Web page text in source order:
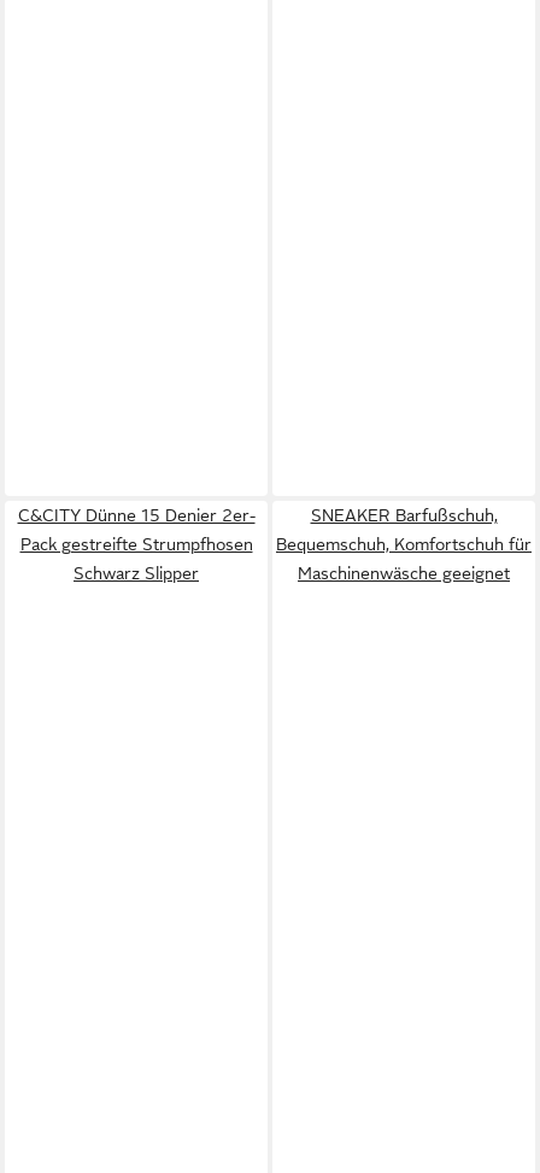
C&CITY Dünne 15 Denier 2er-
Pack gestreifte Strumpfhosen
Schwarz Slipper
SNEAKER Barfußschuh,
Bequemschuh, Komfortschuh für
Maschinenwäsche geeignet